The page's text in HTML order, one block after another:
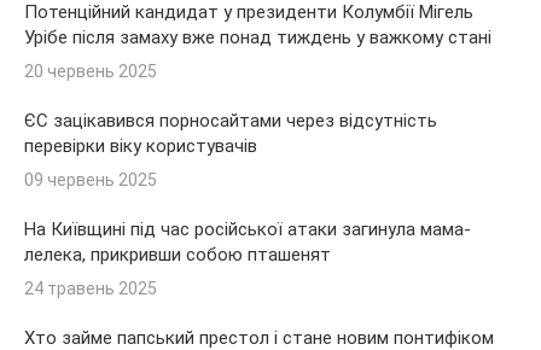
Потенційний кандидат у президенти Колумбії Мігель
Урібе після замаху вже понад тиждень у важкому стані
20 червень 2025
ЄС зацікавився порносайтами через відсутність
перевірки віку користувачів
09 червень 2025
На Київщині під час російської атаки загинула мама-
лелека, прикривши собою пташенят
24 травень 2025
Хто займе папський престол і стане новим понтифіком